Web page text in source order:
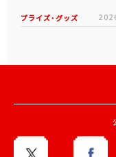
プライズ・グッズ